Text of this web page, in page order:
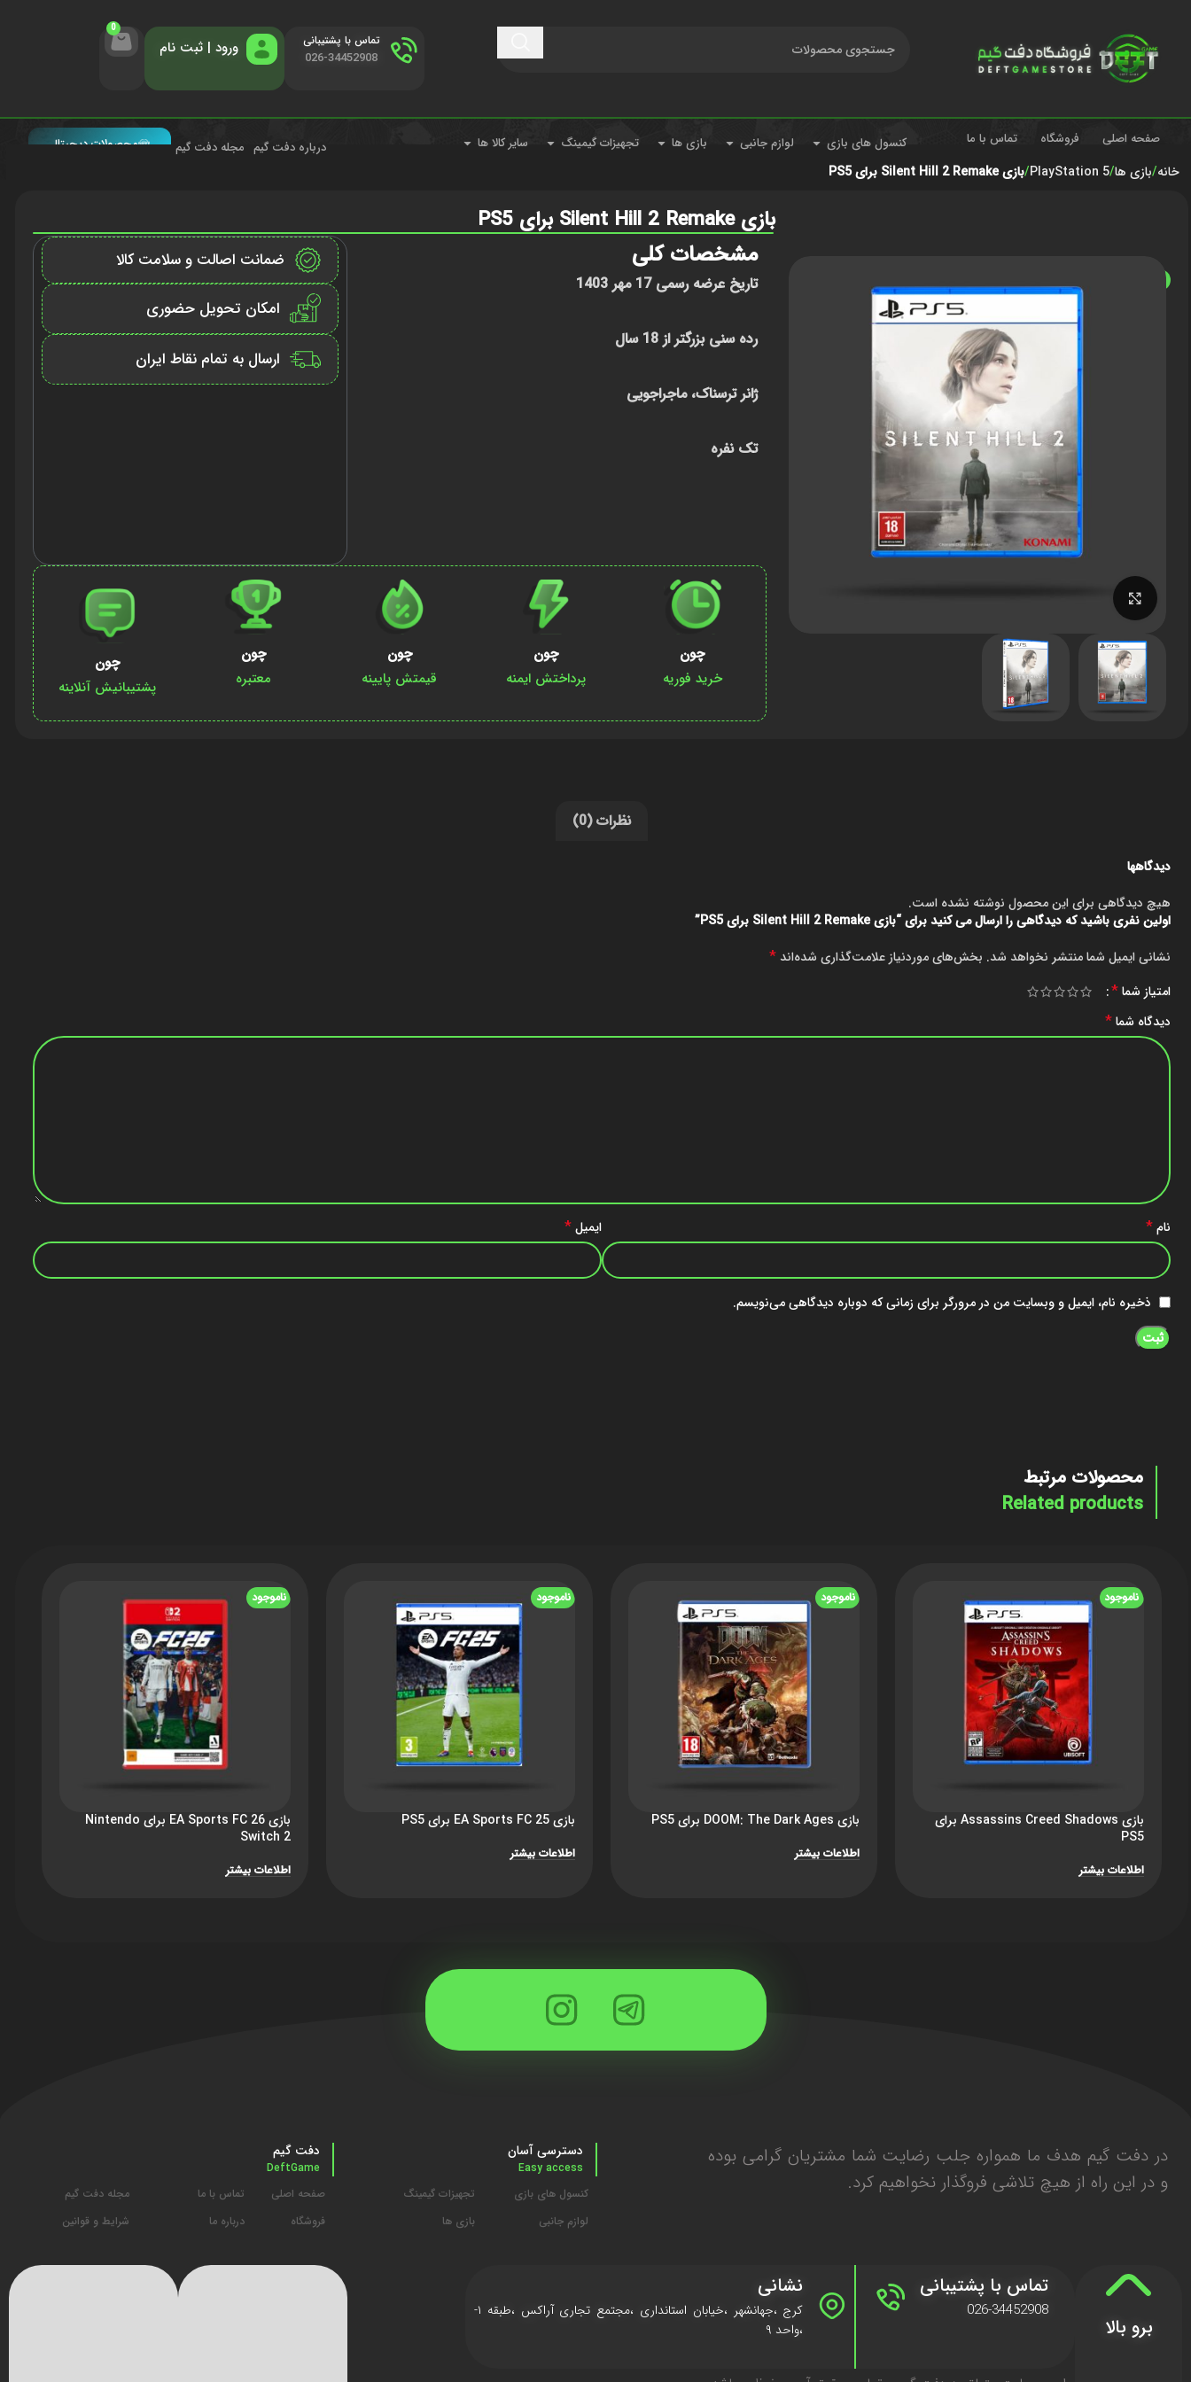
تماس با پشتیبانی
026-34452908 ورود | ثبت نام
0
صفحه اصلی فروشگاه تماس با ما کنسول های بازی لوازم جانبی بازی ها تجهیزات گیمینگ سایر کالا ها محصولات دیجیتال درباره دفت گیم مجله دفت گیم
خانه بازی ها PlayStation 5 بازی Silent Hill 2 Remake برای PS5
ناموجود
بازی Silent Hill 2 Remake برای PS5
مشخصات کلی
تاریخ عرضه رسمی 17 مهر 1403
رده سنی بزرگتر از 18 سال
ژانر ترسناک، ماجراجویی
تک نفره
ضمانت اصالت و سلامت کالا
امکان تحویل حضوری
ارسال به تمام نقاط ایران
چون
خرید فوریه
چون
پرداختش ایمنه
چون
قیمتش پایینه
چون
معتبره
چون
پشتیبانیش آنلاینه
نظرات (0)
دیدگاهها
هیچ دیدگاهی برای این محصول نوشته نشده است.
اولین نفری باشید که دیدگاهی را ارسال می کنید برای “بازی Silent Hill 2 Remake برای PS5”
نشانی ایمیل شما منتشر نخواهد شد. بخش‌های موردنیاز علامت‌گذاری شده‌اند*
امتیاز شما*
دیدگاه شما*
نام* ایمیل*
ذخیره نام، ایمیل و وبسایت من در مرورگر برای زمانی که دوباره دیدگاهی می‌نویسم.
محصولات مرتبط
Related products
ناموجود
بازی Assassins Creed Shadows برای
PS5
اطلاعات بیشتر
ناموجود
بازی DOOM: The Dark Ages برای PS5
اطلاعات بیشتر
ناموجود
بازی EA Sports FC 25 برای PS5
اطلاعات بیشتر
ناموجود
بازی EA Sports FC 26 برای Nintendo
Switch 2
اطلاعات بیشتر
در دفت گیم هدف ما همواره جلب رضایت شما مشتریان گرامی بوده
و در این راه از هیچ تلاشی فروگذار نخواهیم کرد.
دسترسی آسان
Easy access
کنسول های بازی
لوازم جانبی
تجهیزات گیمینگ
بازی ها
دفت گیم
DeftGame
صفحه اصلی
فروشگاه
تماس با ما
درباره ما
مجله دفت گیم
شرایط و قوانین
برو بالا
تماس با پشتیبانی
026-34452908
نشانی
کرج ،جهانشهر ،خیابان استانداری ،مجتمع تجاری آراکس ،طبقه ۱-
،واحد ۹